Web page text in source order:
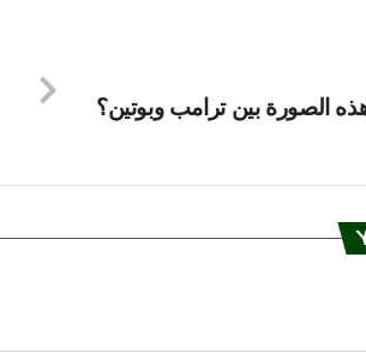
الصورة بين ترامب وبوتين؟